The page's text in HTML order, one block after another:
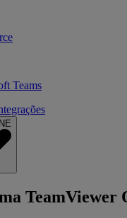
Teams
TeamViewer